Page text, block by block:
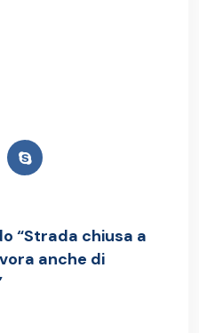
“Strada chiusa a
anche di